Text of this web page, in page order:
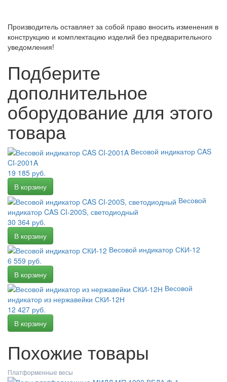
Производитель оставляет за собой право вносить изменения в
конструкцию и комплектацию изделий без предварительного
уведомления!
Подберите
дополнительное
оборудование для этого
товара
Весовой индикатор CAS
CI-2001A
19 185 руб.
Весовой
индикатор CAS CI-200S, светодиодный
30 364 руб.
Весовой индикатор СКИ-12
6 559 руб.
Весовой
индикатор из нержавейки СКИ-12Н
12 427 руб.
Похожие товары
Платформенные весы